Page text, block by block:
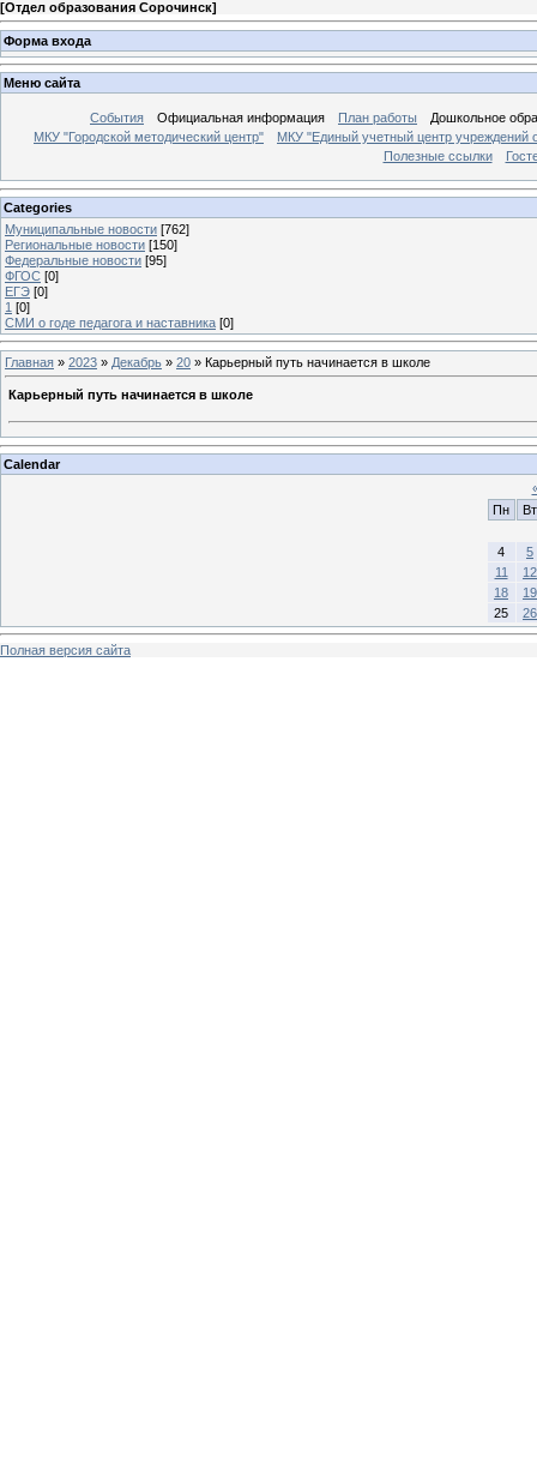
[Отдел образования Сорочинск]
Форма входа
Меню сайта
События Официальная информация План работы
Дошкольное
МКУ "Городской методический центр"
МКУ "Единый учетный центр учреждений
Полезные ссылки
Categories
Муниципальные новости [762]
Региональные новости [150]
Федеральные новости [95]
ФГОС [0]
ЕГЭ [0]
1 [0]
СМИ о годе педагога и наставника [0]
Главная » 2023 » Декабрь » 20 » Карьерный путь начинается в школе
Карьерный путь начинается в школе
Calendar
Пн
Вт
4
5
11
12
18
19
25
26
Полная версия сайта